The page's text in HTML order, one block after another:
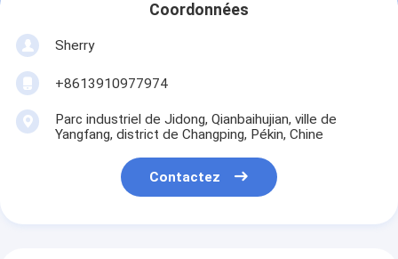
Coordonnées
Sherry
+8613910977974
Parc industriel de Jidong, Qianbaihujian, ville de
Yangfang, district de Changping, Pékin, Chine
Contactez